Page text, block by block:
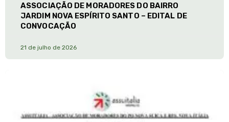
ASSOCIAÇÃO DE MORADORES DO BAIRRO
JARDIM NOVA ESPÍRITO SANTO – EDITAL DE
CONVOCAÇÃO
21 de julho de 2026